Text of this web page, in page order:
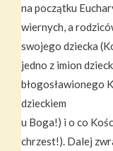
na początku
wiernych, a
swojego dziecka
jedno z imion
błogosławionego
dzieckiem
u Boga!) i o co
chrzest!). Dalej